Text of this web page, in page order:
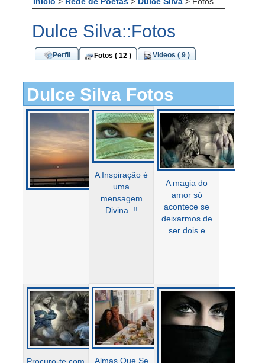
Dulce Silva::Fotos
Perfil Fotos ( 12 ) Videos ( 9 )
Dulce Silva Fotos
A Inspiração é
uma
mensagem
Divina..!!
A magia do
amor só
acontece se
deixarmos de
ser dois e
Almas Que Se